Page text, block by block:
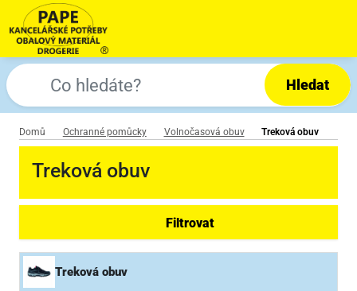
Hledat
Domů Ochranné pomůcky Volnočasová obuv Treková obuv
Treková obuv
Filtrovat
Treková obuv